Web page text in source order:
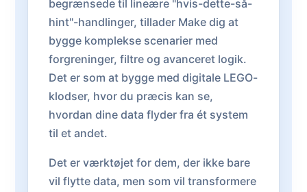
begrænsede til lineære "hvis-dette-så-
hint"-handlinger, tillader Make dig at
bygge komplekse scenarier med
forgreninger, filtre og avanceret logik.
Det er som at bygge med digitale LEGO-
klodser, hvor du præcis kan se,
hvordan dine data flyder fra ét system
til et andet.
Det er værktøjet for dem, der ikke bare
vil flytte data, men som vil transformere